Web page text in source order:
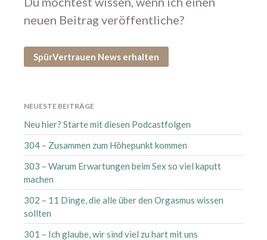
August 2023
Juni 2023
Mai 2023
Februar 2023
Dezember 2022
September 2022
Juni 2022
neuen Beitrag veröffentliche?
SpürVertrauen News erhalten
NEUESTE BEITRÄGE
Neu hier? Starte mit diesen Podcastfolgen
304 – Zusammen zum Höhepunkt kommen
303 – Warum Erwartungen beim Sex so viel kaputt
machen
302 – 11 Dinge, die alle über den Orgasmus wissen
sollten
301 – Ich glaube, wir sind viel zu hart mit uns